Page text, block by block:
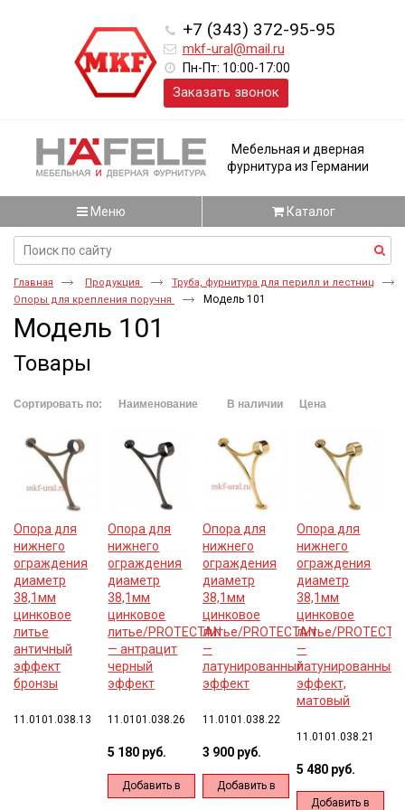
+7 (343) 372-95-95
mkf-ural@mail.ru
Пн-Пт: 10:00-17:00
Заказать звонок
Мебельная и дверная
фурнитура из Германии
Меню Каталог
Главная Продукция
Труба, фурнитура для перилл и лестниц
Опоры для крепления поручня
Модель 101
Модель 101
Товары
Сортировать по: Наименование В наличии Цена
Опора для
нижнего
ограждения
диаметр
38,1мм
цинковое
литье
античный
эффект
бронзы
11.0101.038.13
Опора для
нижнего
ограждения
диаметр
38,1мм
цинковое
литье/PROTECTAN
— антрацит
черный
эффект
11.0101.038.26
5 180 руб.
Добавить в
Опора для
нижнего
ограждения
диаметр
38,1мм
цинковое
литье/PROTECTAN
—
латунированный
эффект
11.0101.038.22
3 900 руб.
Добавить в
Опора для
нижнего
ограждения
диаметр
38,1мм
цинковое
литье/
—
латунированный
эффект,
матовый
11.0101.038.21
5 480 руб.
Добавить в